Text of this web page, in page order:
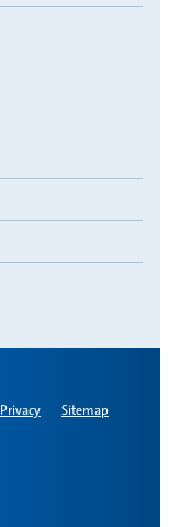
Privacy Sitemap